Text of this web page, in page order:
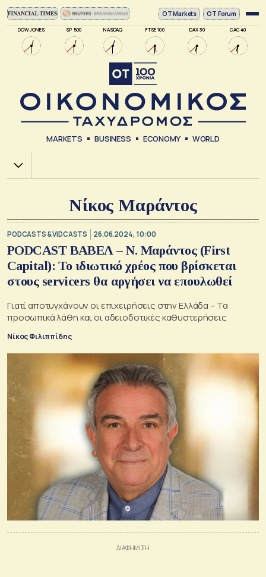
DOW JONES SP 500 NASDAQ FTSE 100 DAX 30 CAC 40
ΟΤ Markets OT Forum
MARKETS BUSINESS ECONOMY WORLD
Χ.Α.
Νίκος Μαράντος
PODCASTS & VIDCASTS 26.06.2024, 10:00
PODCAST ΒΑΒΕΛ – Ν. Μαράντος (First
Capital): Το ιδιωτικό χρέος που βρίσκεται
στους servicers θα αργήσει να επουλωθεί
Γιατί αποτυγχάνουν οι επιχειρήσεις στην Ελλάδα – Τα
προσωπικά λάθη και οι αδειοδοτικές καθυστερήσεις
Νίκος Φιλιππίδης